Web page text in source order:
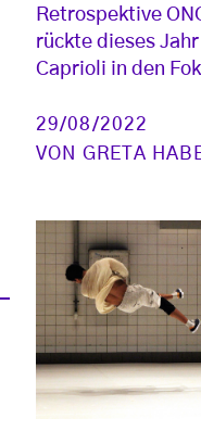
Retrospektive
rückte dieses
Caprioli in den
29/08/2022
VON GRETA